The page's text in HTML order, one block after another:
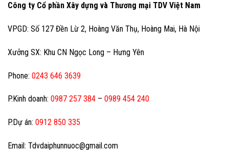
Công ty Cổ phần Xây dựng và Thương mại TDV Việt Nam
VPGD: Số 127 Đền Lừ 2, Hoàng Văn Thụ, Hoàng Mai, Hà Nội
Xưởng SX: Khu CN Ngọc Long – Hưng Yên
Phone: 0243 646 3639
P.Kinh doanh: 0987 257 384 – 0989 454 240
P.Dự án: 0912 850 335
Email: Tdvdaiphunnuoc@gmail.com